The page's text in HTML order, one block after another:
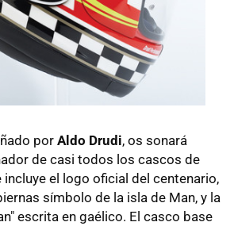
por Aldo Drudi, os sonará
de casi todos los cascos de
incluye el logo oficial del centenario,
símbolo de la isla de Man, y la
escrita en gaélico. El casco base